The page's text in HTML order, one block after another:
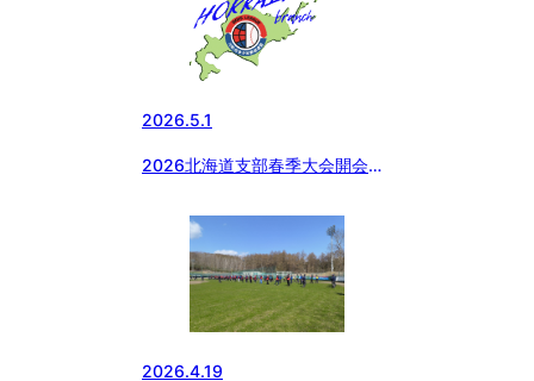
2026.5.1
2026北海道支部春季大会開会式
2026.4.19